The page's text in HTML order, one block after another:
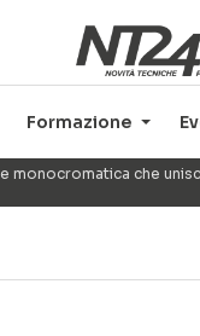
Formazione
monocromatica che